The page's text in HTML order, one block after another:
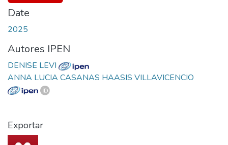
Date
2025
Autores IPEN
DENISE LEVI
ANNA LUCIA CASANAS HAASIS VILLAVICENCIO
Exportar